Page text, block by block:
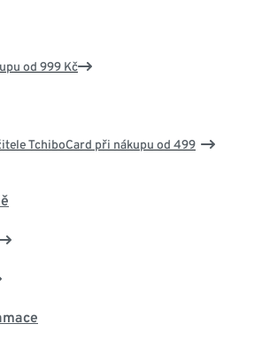
od 999 Kč
TchiboCard při nákupu od 499